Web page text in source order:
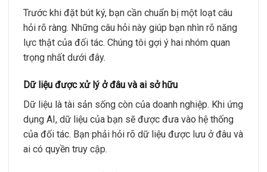
Trước khi đặt bút ký, bạn cần chuẩn bị một loạt câu
hỏi rõ ràng. Những câu hỏi này giúp bạn nhìn rõ năng
lực thật của đối tác. Chúng tôi gợi ý hai nhóm quan
trọng nhất dưới đây.
Dữ liệu được xử lý ở đâu và ai sở hữu
Dữ liệu là tài sản sống còn của doanh nghiệp. Khi ứng
dụng AI, dữ liệu của bạn sẽ được đưa vào hệ thống
của đối tác. Bạn phải hỏi rõ dữ liệu được lưu ở đâu và
ai có quyền truy cập.